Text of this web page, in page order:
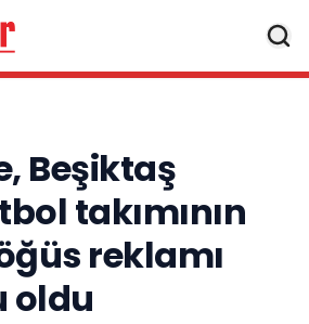
Beşiktaş
takımının
reklamı
oldu